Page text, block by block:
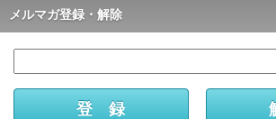
メルマガ登録・解除